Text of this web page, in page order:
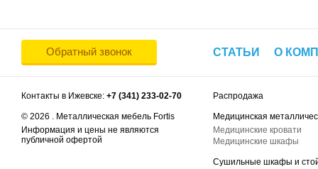
Обратный звонок СТАТЬИ О
Контакты в Ижевске: +7 (341) 233-02-70
© 2026 . Металлическая мебель Fortis
Информация и цены не являются
публичной офертой
Распродажа
Медицинская
Медицинские кровати
Медицинские шкафы
Сушильные шкафы и